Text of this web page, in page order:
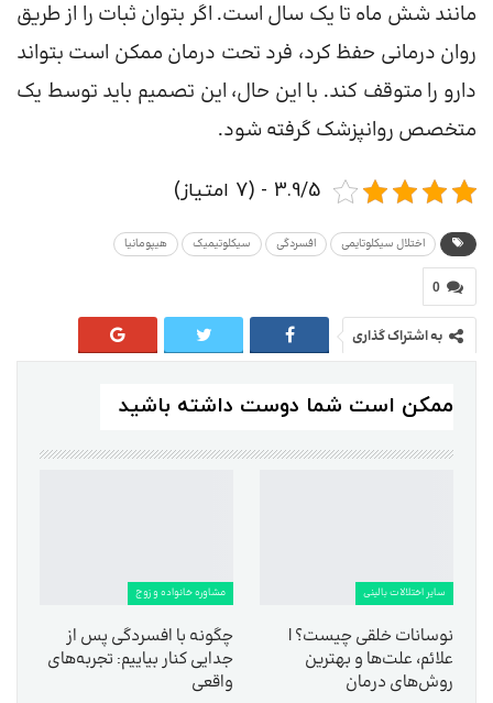
مانند شش ماه تا یک سال است. اگر بتوان ثبات را از طریق
روان درمانی حفظ کرد، فرد تحت درمان ممکن است بتواند
دارو را متوقف کند. با این حال، این تصمیم باید توسط یک
متخصص روانپزشک گرفته شود.
3.9/5 - (7 امتیاز)
اختلال سیکلوتایمی افسردگی سیکلوتیمیک هیپومانیا
0
به اشتراک گذاری
ممکن است شما دوست داشته باشید
سایر اختلالات بالینی
نوسانات خلقی چیست؟ |
علائم، علت‌ها و بهترین
روش‌های درمان
مشاوره خانواده و زوج
چگونه با افسردگی پس از
جدایی کنار بیاییم: تجربه‌های
واقعی